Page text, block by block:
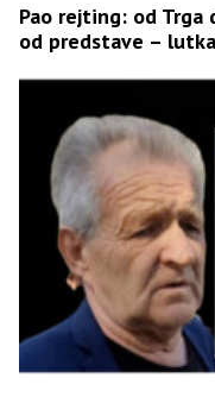
Pao rejting: od Trga
od predstave –